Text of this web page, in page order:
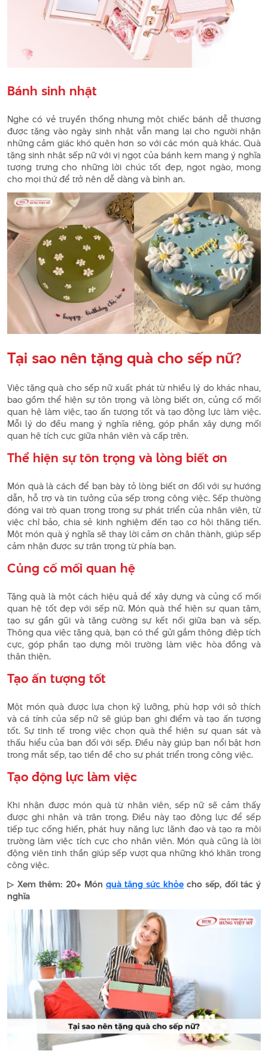
Bánh sinh nhật
Nghe có vẻ truyền thống nhưng một chiếc bánh dễ thương
được tặng vào ngày sinh nhật vẫn mang lại cho người nhận
những cảm giác khó quên hơn so với các món quà khác. Quà
tặng sinh nhật sếp nữ với vị ngọt của bánh kem mang ý nghĩa
tượng trưng cho những lời chúc tốt đẹp, ngọt ngào, mong
cho mọi thứ để trở nên dễ dàng và bình an.
Tại sao nên tặng quà cho sếp nữ?
Việc tặng quà cho sếp nữ xuất phát từ nhiều lý do khác nhau,
bao gồm thể hiện sự tôn trọng và lòng biết ơn, củng cố mối
quan hệ làm việc, tạo ấn tượng tốt và tạo động lực làm việc.
Mỗi lý do đều mang ý nghĩa riêng, góp phần xây dựng mối
quan hệ tích cực giữa nhân viên và cấp trên.
Thể hiện sự tôn trọng và lòng biết ơn
Món quà là cách để bạn bày tỏ lòng biết ơn đối với sự hướng
dẫn, hỗ trợ và tin tưởng của sếp trong công việc. Sếp thường
đóng vai trò quan trọng trong sự phát triển của nhân viên, từ
việc chỉ bảo, chia sẻ kinh nghiệm đến tạo cơ hội thăng tiến.
Một món quà ý nghĩa sẽ thay lời cảm ơn chân thành, giúp sếp
cảm nhận được sự trân trọng từ phía bạn.
Củng cố mối quan hệ
Tặng quà là một cách hiệu quả để xây dựng và củng cố mối
quan hệ tốt đẹp với sếp nữ. Món quà thể hiện sự quan tâm,
tạo sự gần gũi và tăng cường sự kết nối giữa bạn và sếp.
Thông qua việc tặng quà, bạn có thể gửi gắm thông điệp tích
cực, góp phần tạo dựng môi trường làm việc hòa đồng và
thân thiện.
Tạo ấn tượng tốt
Một món quà được lựa chọn kỹ lưỡng, phù hợp với sở thích
và cá tính của sếp nữ sẽ giúp bạn ghi điểm và tạo ấn tượng
tốt. Sự tinh tế trong việc chọn quà thể hiện sự quan sát và
thấu hiểu của bạn đối với sếp. Điều này giúp bạn nổi bật hơn
trong mắt sếp, tạo tiền đề cho sự phát triển trong công việc.
Tạo động lực làm việc
Khi nhận được món quà từ nhân viên, sếp nữ sẽ cảm thấy
được ghi nhận và trân trọng. Điều này tạo động lực để sếp
tiếp tục cống hiến, phát huy năng lực lãnh đạo và tạo ra môi
trường làm việc tích cực cho nhân viên. Món quà cũng là lời
động viên tinh thần giúp sếp vượt qua những khó khăn trong
công việc.
▷ Xem thêm: 20+ Món quà tặng sức khỏe cho sếp, đối tác ý
nghĩa